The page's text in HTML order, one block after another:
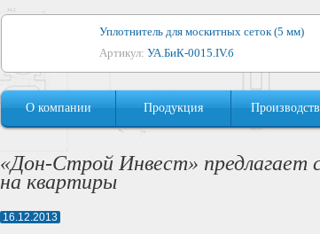
Уплотнитель для москитных сеток (5 мм)
Артикул: УА.БиК-0015.IV.б
Уплотнитель для алюминиевых окон
Артикул:1044
Артикул:УМ.БиК-0062.IV.б
О компании Продукция
«Дон-Строй Инвест» предлагает
на квартиры
16.12.2013